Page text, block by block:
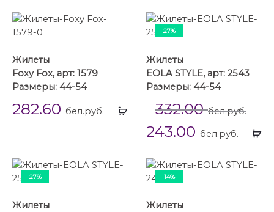
Выбрать
Жилеты
Foxy Fox, арт: 1579
Размеры: 44-54
282.60 бел.руб.
27%
Жилеты
EOLA STYLE, арт: 2543
Размеры: 44-54
332.00бел.руб.
243.00 бел.руб.
27%
Жилеты
14%
Жилеты